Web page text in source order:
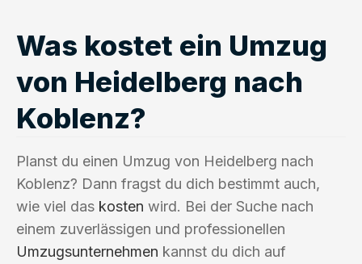
Was kostet ein Umzug
von Heidelberg nach
Koblenz?
Planst du einen Umzug von Heidelberg nach
Koblenz? Dann fragst du dich bestimmt auch,
wie viel das kosten wird. Bei der Suche nach
einem zuverlässigen und professionellen
Umzugsunternehmen kannst du dich auf